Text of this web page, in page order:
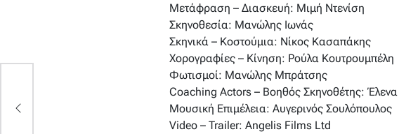
Μετάφραση – Διασκευή: Μιμή Ντενίση
Σκηνοθεσία: Μανώλης Ιωνάς
Σκηνικά – Κοστούμια: Νίκος Κασαπάκης
Χορογραφίες – Κίνηση: Ρούλα Κουτρουμπέλη
Φωτισμοί: Μανώλης Μπράτσης
Coaching Actors – Βοηθός Σκηνοθέτης: Έλενα
Μουσική Επιμέλεια: Αυγερινός Σουλόπουλος
Video – Trailer: Angelis Films Ltd